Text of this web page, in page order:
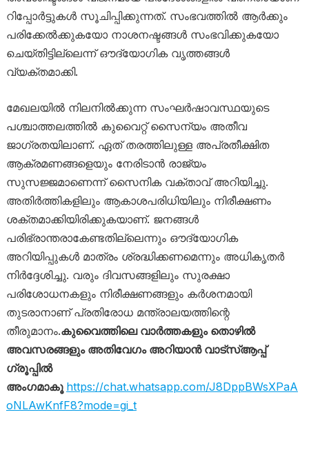
റിപ്പോർട്ടുകൾ സൂചിപ്പിക്കുന്നത്. സംഭവത്തിൽ ആർക്കും
പരിക്കേൽക്കുകയോ നാശനഷ്ടങ്ങൾ സംഭവിക്കുകയോ
ചെയ്തിട്ടില്ലെന്ന് ഔദ്യോഗിക വൃത്തങ്ങൾ
വ്യക്തമാക്കി.
മേഖലയിൽ നിലനിൽക്കുന്ന സംഘർഷാവസ്ഥയുടെ
പശ്ചാത്തലത്തിൽ കുവൈറ്റ് സൈന്യം അതീവ
ജാഗ്രതയിലാണ്. ഏത് തരത്തിലുള്ള അപ്രതീക്ഷിത
ആക്രമണങ്ങളെയും നേരിടാൻ രാജ്യം
സുസജ്ജമാണെന്ന് സൈനിക വക്താവ് അറിയിച്ചു.
അതിർത്തികളിലും ആകാശപരിധിയിലും നിരീക്ഷണം
ശക്തമാക്കിയിരിക്കുകയാണ്. ജനങ്ങൾ
പരിഭ്രാന്തരാകേണ്ടതില്ലെന്നും ഔദ്യോഗിക
അറിയിപ്പുകൾ മാത്രം ശ്രദ്ധിക്കണമെന്നും അധികൃതർ
നിർദ്ദേശിച്ചു. വരും ദിവസങ്ങളിലും സുരക്ഷാ
പരിശോധനകളും നിരീക്ഷണങ്ങളും കർശനമായി
തുടരാനാണ് പ്രതിരോധ മന്ത്രാലയത്തിന്റെ
തീരുമാനം.കുവൈത്തിലെ വാർത്തകളും തൊഴിൽ
അവസരങ്ങളും അതിവേഗം അറിയാൻ വാട്സ്ആപ്പ്
ഗ്രൂപ്പിൽ
അംഗമാകൂ https://chat.whatsapp.com/J8DppBWsXPaA
oNLAwKnfF8?mode=gi_t